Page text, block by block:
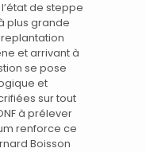
de steppe
plus grande
et arrivant à
se pose
et
sur tout
à prélever
renforce ce
Boisson